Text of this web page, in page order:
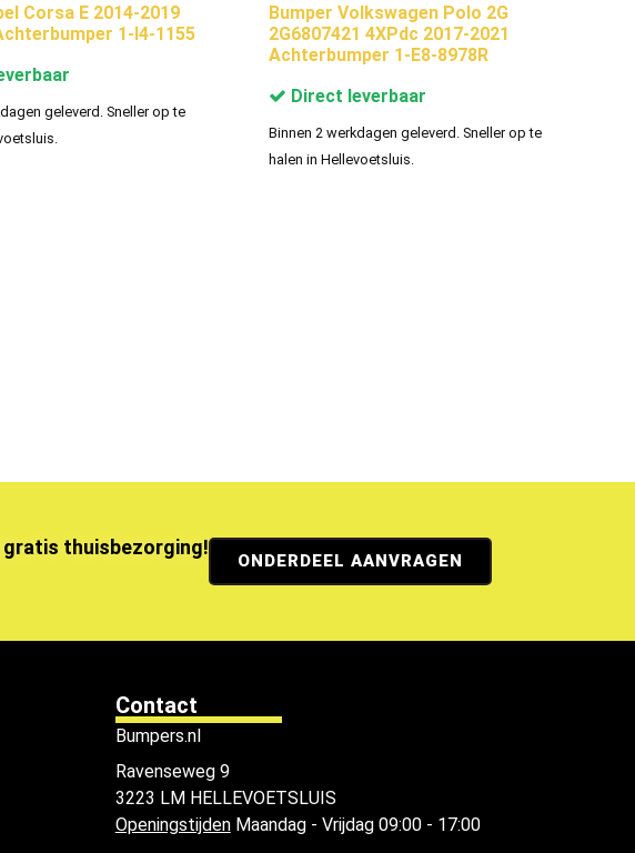
Corsa E 2014-2019
1-I4-1155
geleverd. Sneller op te
Bumper Volkswagen Polo 2G
2G6807421 4XPdc 2017-2021
Achterbumper 1-E8-8978R
Direct leverbaar
Binnen 2 werkdagen geleverd. Sneller op te
halen in Hellevoetsluis.
gratis thuisbezorging!
ONDERDEEL AANVRAGEN
Contact
Bumpers.nl
Ravenseweg 9
3223 LM HELLEVOETSLUIS
OpeningstijdenMaandag - Vrijdag 09:00 - 17:00